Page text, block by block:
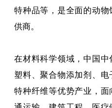
特种品等，是全面的动
供商。
在材料科学领域，中国
塑料、聚合物添加剂、电
特种纤维等优势产业，